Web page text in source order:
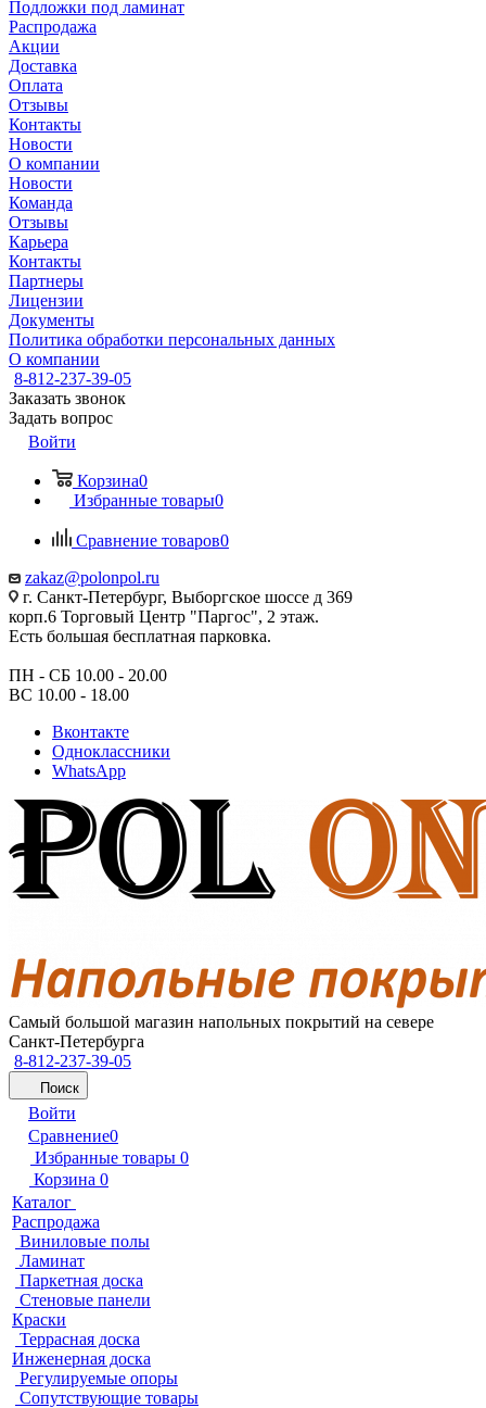
Подложки под ламинат
Распродажа
Акции
Доставка
Оплата
Отзывы
Контакты
Новости
О компании
Новости
Команда
Отзывы
Карьера
Контакты
Партнеры
Лицензии
Документы
Политика обработки персональных данных
О компании
8-812-237-39-05
Заказать звонок
Задать вопрос
Войти
Корзина0
Избранные товары0
Сравнение товаров0
zakaz@polonpol.ru
г. Санкт-Петербург, Выборгское шоссе д 369
корп.6 Торговый Центр "Паргос", 2 этаж.
Есть большая бесплатная парковка.
ПН - СБ 10.00 - 20.00
ВС 10.00 - 18.00
Вконтакте
Одноклассники
WhatsApp
Самый большой магазин напольных покрытий на севере
Санкт-Петербурга
8-812-237-39-05
Поиск
Войти
Сравнение0
Избранные товары 0
Корзина 0
Каталог
Распродажа
Виниловые полы
Ламинат
Паркетная доска
Стеновые панели
Краски
Террасная доска
Инженерная доска
Регулируемые опоры
Сопутствующие товары